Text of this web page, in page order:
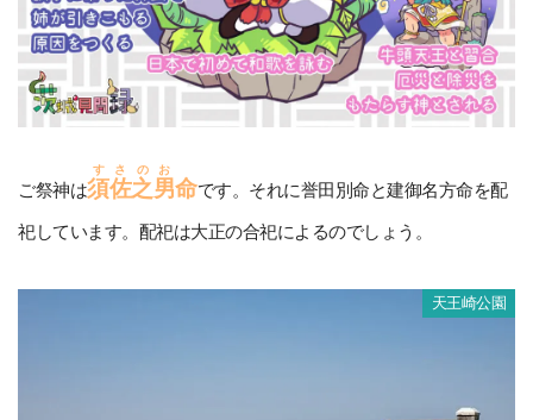
ご祭神は須佐之男
すさのお
命です。それに誉田別命と建御名方命を配
祀しています。配祀は大正の合祀によるのでしょう。
天王崎公園